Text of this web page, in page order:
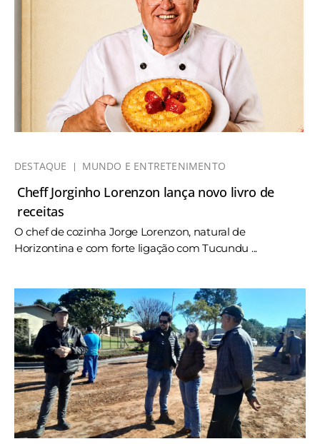
DESTAQUE MUNDO E ENTRETENIMENTO
Cheff Jorginho Lorenzon lança novo livro de
receitas
O chef de cozinha Jorge Lorenzon, natural de
Horizontina e com forte ligação com Tucundu ...